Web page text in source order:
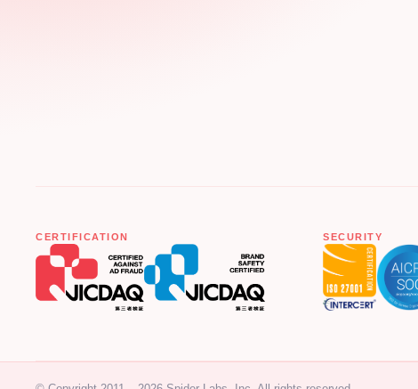
CERTIFICATION SECURITY